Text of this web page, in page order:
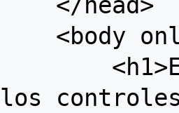
los controles